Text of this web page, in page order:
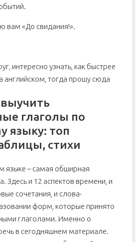
вам «До свидания!».
интересно узнать, как быстрее
английском, тогда прошу сюда
глаголы по
языку: топ
стихи
языке – самая обширная
Здесь и 12 аспектов времени, и
сочетания, и слова-
форм, которые принято
глаголами. Именно о
в сегодняшнем материале.